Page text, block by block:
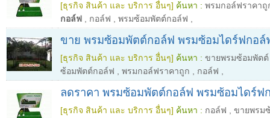
[ธุรกิจ สินค้า และ บริการ อื่นๆ] ค้นหา : พรมกอล์ฟราคาถู
กอล์ฟ
กอล์ฟ พรมซ้อมพัตต์กอล์ฟ
ขาย พรมซ้อมพัตต์กอล์ฟ พรมซ้อมไดร์ฟกอล์
[ธุรกิจ สินค้า และ บริการ อื่นๆ] ค้นหา : ขายพรมซ้อมพัตต์
ซ้อมพัตต์กอล์ฟ
พรมกอล์ฟราคาถูก กอล์ฟ
ลดราคา พรมซ้อมพัตต์กอล์ฟ พรมซ้อมไดร์ฟ
[ธุรกิจ สินค้า และ บริการ อื่นๆ] ค้นหา : กอล์ฟ
ขายพรม